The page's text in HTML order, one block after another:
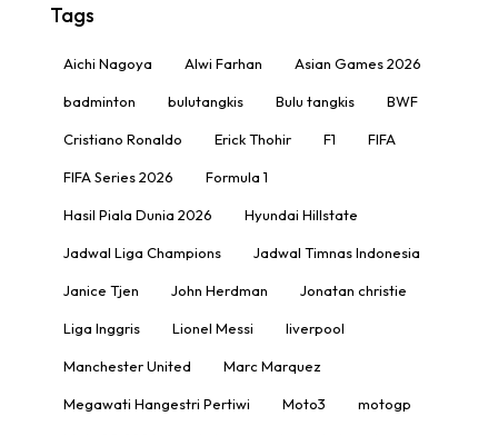
Tags
Aichi Nagoya Alwi Farhan Asian Games 2026
badminton bulutangkis Bulu tangkis BWF
Cristiano Ronaldo Erick Thohir F1 FIFA
FIFA Series 2026 Formula 1
Hasil Piala Dunia 2026 Hyundai Hillstate
Jadwal Liga Champions Jadwal Timnas Indonesia
Janice Tjen John Herdman Jonatan christie
Liga Inggris Lionel Messi liverpool
Manchester United Marc Marquez
Megawati Hangestri Pertiwi Moto3 motogp